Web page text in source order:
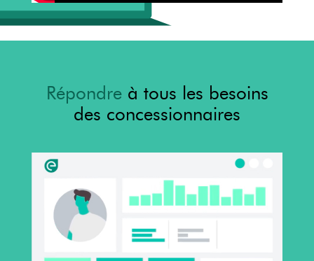
Répondreà tous les besoins
des concessionnaires